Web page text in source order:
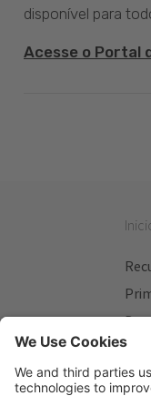
disponível para
Acesse o Portal